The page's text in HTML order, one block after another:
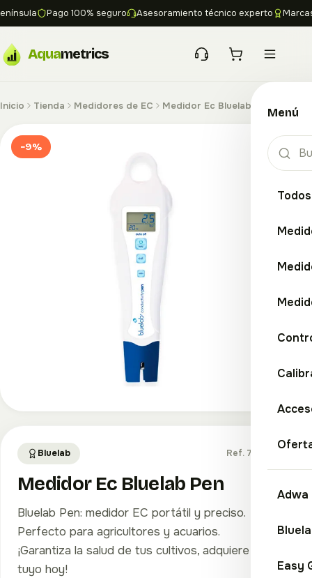
Pago 100% seguro Asesoramiento técnico experto Marcas
Aquametrics
Menú
Adwa
Easy
Inicio Tienda Medidores de EC Medidor Ec Bluelab Pen
−9%
Bluelab Ref. 7645
Medidor Ec Bluelab Pen
Bluelab Pen: medidor EC portátil y preciso.
Perfecto para agricultores y acuarios.
¡Garantiza la salud de tus cultivos, adquiere el
tuyo hoy!